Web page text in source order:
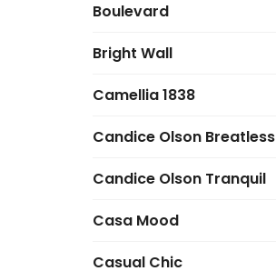
Boulevard
Bright Wall
Camellia 1838
Candice Olson Breatless
Candice Olson Tranquil
Casa Mood
Casual Chic